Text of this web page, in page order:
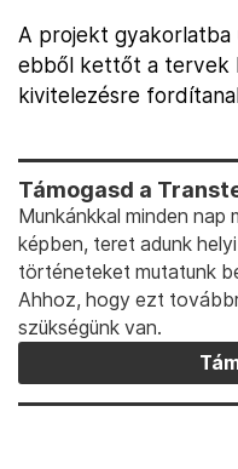
A projekt gyakorlatba
ebből kettőt a tervek
kivitelezésre
Támogasd a
Munkánkkal minden
képben, teret adunk
történeteket mutatunk
Ahhoz, hogy ezt
szükségünk van.